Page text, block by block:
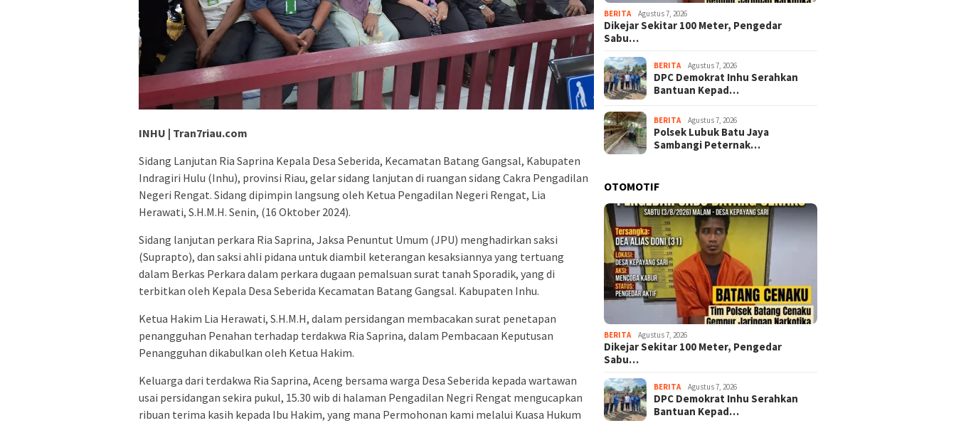
INHU | Tran7riau.com
Sidang Lanjutan Ria Saprina Kepala Desa Seberida, Kecamatan Batang Gangsal, Kabupaten
Indragiri Hulu (Inhu), provinsi Riau, gelar sidang lanjutan di ruangan sidang Cakra Pengadilan
Negeri Rengat. Sidang dipimpin langsung oleh Ketua Pengadilan Negeri Rengat, Lia
Herawati, S.H.M.H. Senin, (16 Oktober 2024).
Sidang lanjutan perkara Ria Saprina, Jaksa Penuntut Umum (JPU) menghadirkan saksi
(Suprapto), dan saksi ahli pidana untuk diambil keterangan kesaksiannya yang tertuang
dalam Berkas Perkara dalam perkara dugaan pemalsuan surat tanah Sporadik, yang di
terbitkan oleh Kepala Desa Seberida Kecamatan Batang Gangsal. Kabupaten Inhu.
Ketua Hakim Lia Herawati, S.H.M.H, dalam persidangan membacakan surat penetapan
penangguhan Penahan terhadap terdakwa Ria Saprina, dalam Pembacaan Keputusan
Penangguhan dikabulkan oleh Ketua Hakim.
Keluarga dari terdakwa Ria Saprina, Aceng bersama warga Desa Seberida kepada wartawan
usai persidangan sekira pukul, 15.30 wib di halaman Pengadilan Negri Rengat mengucapkan
ribuan terima kasih kepada Ibu Hakim, yang mana Permohonan kami melalui Kuasa Hukum
BERITA Agustus 7, 2026
Dikejar Sekitar 100 Meter, Pengedar
Sabu…
BERITA Agustus 7, 2026
DPC Demokrat Inhu Serahkan
Bantuan Kepad…
BERITA Agustus 7, 2026
Polsek Lubuk Batu Jaya
Sambangi Peternak…
OTOMOTIF
BERITA Agustus 7, 2026
Dikejar Sekitar 100 Meter, Pengedar
Sabu…
BERITA Agustus 7, 2026
DPC Demokrat Inhu Serahkan
Bantuan Kepad…